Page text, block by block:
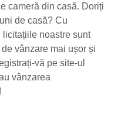
cameră din casă. Doriți
de casă? Cu
noastre sunt
vânzare mai ușor și
vă pe site-ul
vânzarea